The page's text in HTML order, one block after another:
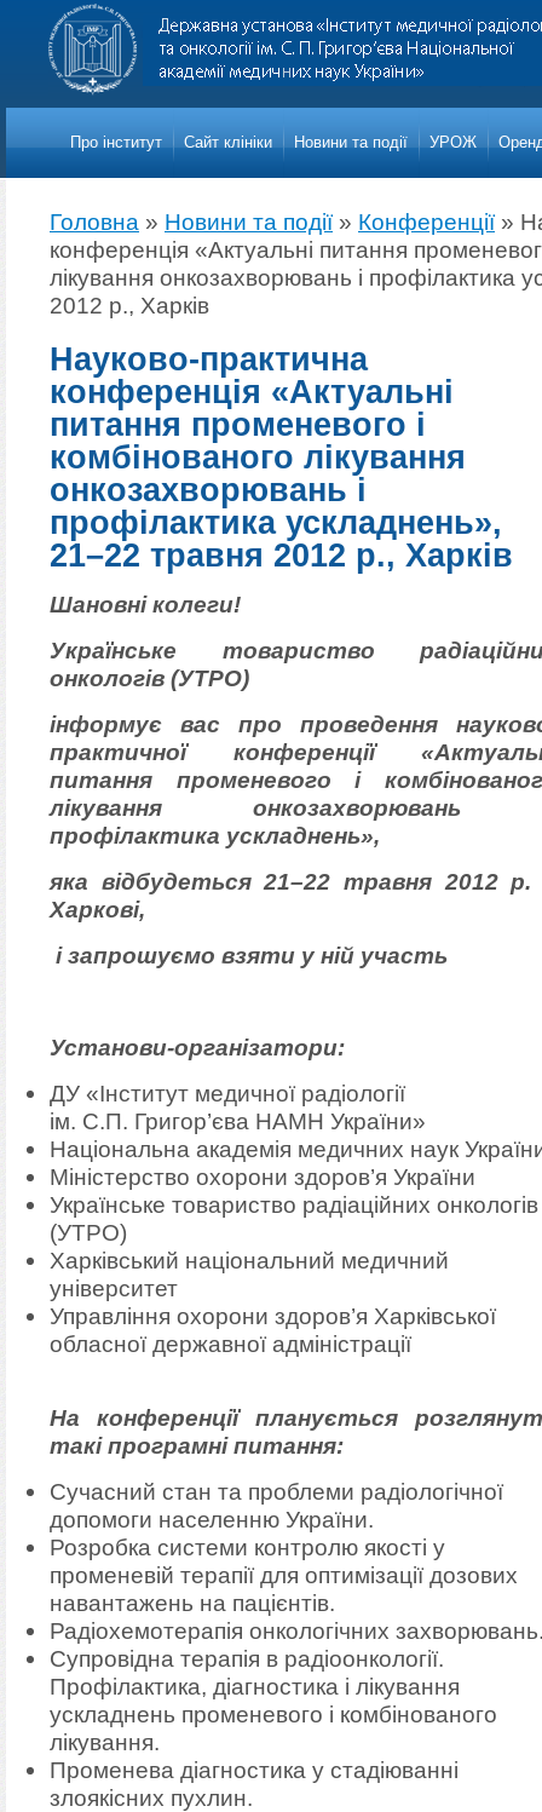
Про iнститут Сайт клініки Новини та події УРОЖ
Головна » Новини та події» Конференції»
конференція «Актуальні питання
лікування онкозахворювань і профілактика
2012 р., Харків
Науково-практична
конференція «Актуальні
питання променевого і
комбінованого лікування
онкозахворювань і
профілактика ускладнень»,
21–22 травня 2012 р., Харків
Шановні колеги!
Українське товариство
онкологів (УТРО)
інформує вас про проведення
практичної конференції
питання променевого і
лікування онкозахворювань
профілактика ускладнень»,
яка відбудеться 21–22 травня 2012 р.
Харкові,
і запрошуємо взяти у ній участь
Установи-організатори:
ДУ «Інститут медичної радіології
ім. С.П. Григор’єва НАМН України»
Національна академія медичних наук
Міністерство охорони здоров’я України
Українське товариство радіаційних онкологів
(УТРО)
Харківський національний медичний
університет
Управління охорони здоров’я Харківської
обласної державної адміністрації
На конференції планується
такі програмні питання:
Сучасний стан та проблеми радіологічної
допомоги населенню України.
Розробка системи контролю якості у
променевій терапії для оптимізації дозових
навантажень на пацієнтів.
Радіохемотерапія онкологічних
Супровідна терапія в радіоонкології.
Профілактика, діагностика і лікування
ускладнень променевого і комбінованого
лікування.
Променева діагностика у стадіюванні
злоякісних пухлин.